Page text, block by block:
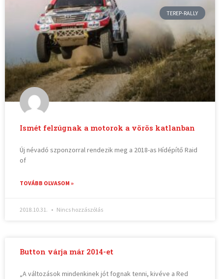
TEREP-RALLY
Ismét felzúgnak a motorok a vörös katlanban
Új névadó szponzorral rendezik meg a 2018-as Hídépítő Raid
of
TOVÁBB OLVASOM »
2018.10.31. Nincs hozzászólás
Button várja már 2014-et
„A változások mindenkinek jót fognak tenni, kivéve a Red